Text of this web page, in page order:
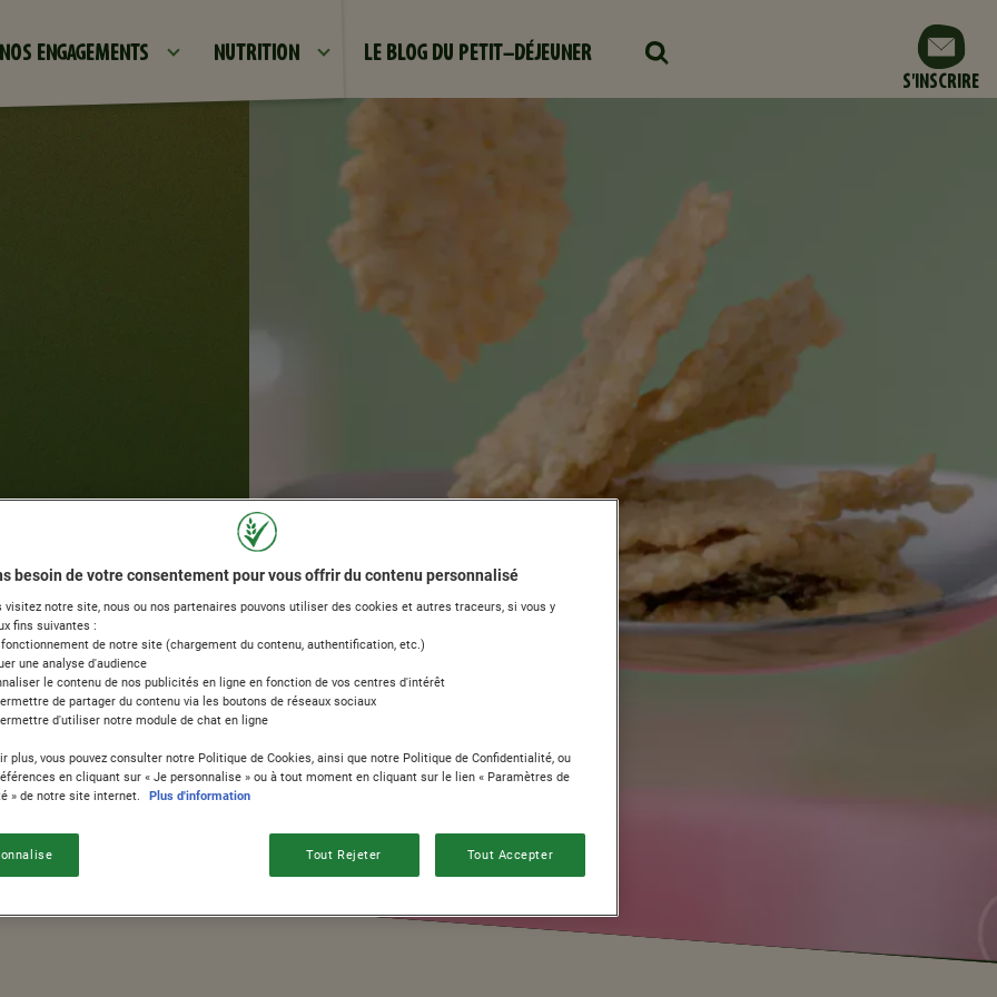
NOS ENGAGEMENTS NUTRITION LE BLOG DU PETIT-DÉJEUNER
S'INSCRIRE
minutes
besoin de votre consentement pour vous offrir du contenu personnalisé
visitez notre site, nous ou nos partenaires pouvons utiliser des cookies et autres traceurs, si vous y
fins suivantes :
fonctionnement de notre site (chargement du contenu, authentification, etc.)
une analyse d'audience
le contenu de nos publicités en ligne en fonction de vos centres d'intérêt
de partager du contenu via les boutons de réseaux sociaux
d'utiliser notre module de chat en ligne
plus, vous pouvez consulter notre Politique de Cookies, ainsi que notre Politique de Confidentialité, ou
en cliquant sur « Je personnalise » ou à tout moment en cliquant sur le lien « Paramètres de
» de notre site internet.
Plus d'information
Tout Rejeter Tout Accepter